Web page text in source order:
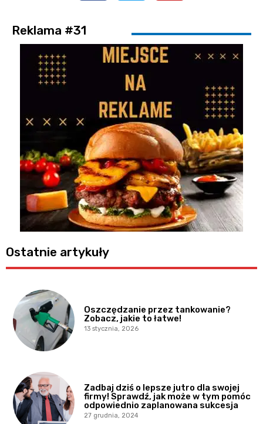
Reklama #31
Ostatnie artykuły
Oszczędzanie przez tankowanie?
Zobacz, jakie to łatwe!
13 stycznia, 2026
Zadbaj dziś o lepsze jutro dla swojej
firmy! Sprawdź, jak może w tym pomóc
odpowiednio zaplanowana sukcesja
27 grudnia, 2024